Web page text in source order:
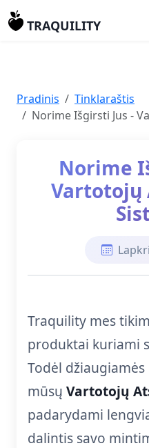
TRAQUILITY
Pradinis
Tinklaraštis
Norime Išgirsti Jus -
Norime
Vartotojų
Traquility mes
produktai kuriami
Todėl
mūsų Vartotojų
padarydami
dalintis savo